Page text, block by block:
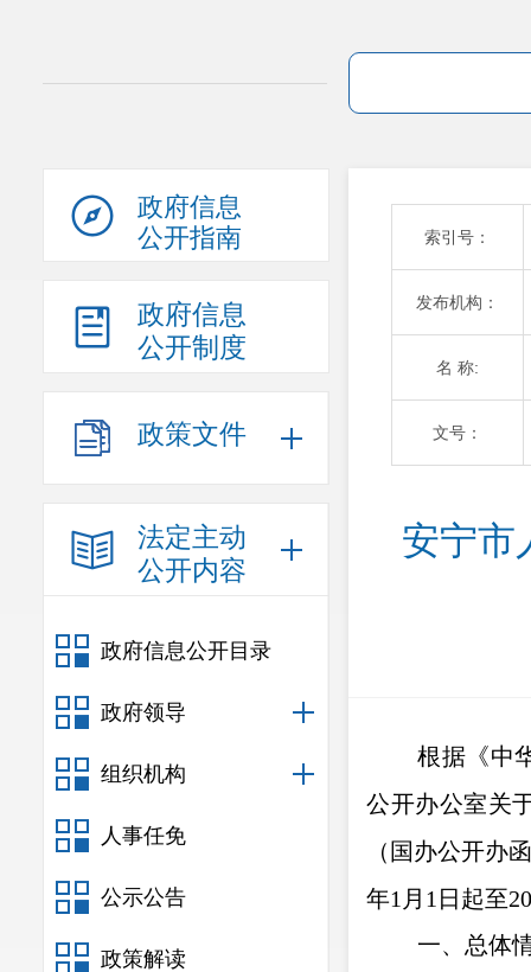
政府信息
公开指南
政府信息
公开制度
政策文件
法定主动
公开内容
政府信息公开目录
政府领导
组织机构
人事任免
公示公告
政策解读
索引号：
发布机构：
名 称:
文号：
安宁市
根据《中
公开办公室关
（国办公开办
年1月1日起至
一、总体